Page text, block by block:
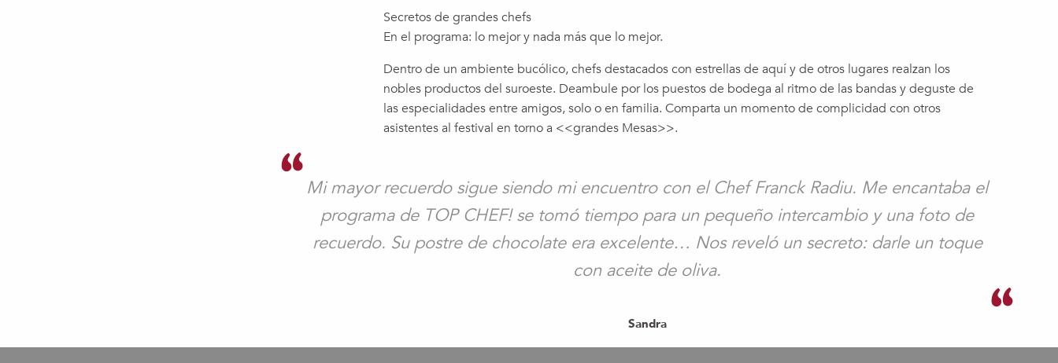
Secretos de grandes chefs
En el programa: lo mejor y nada más que lo mejor.
Dentro de un ambiente bucólico, chefs destacados con estrellas de aquí y de otros lugares realzan los
nobles productos del suroeste. Deambule por los puestos de bodega al ritmo de las bandas y deguste de
las especialidades entre amigos, solo o en familia. Comparta un momento de complicidad con otros
asistentes al festival en torno a <<grandes Mesas>>.
Mi mayor recuerdo sigue siendo mi encuentro con el Chef Franck Radiu. Me encantaba el
programa de TOP CHEF! se tomó tiempo para un pequeño intercambio y una foto de
recuerdo. Su postre de chocolate era excelente… Nos reveló un secreto: darle un toque
con aceite de oliva.
Sandra